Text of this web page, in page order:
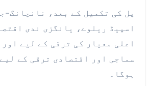
پل کی تکمیل کے بعد، نانچانگ-
اسپیڈ ریلوے، یانگزی ندی
اعلی معیار کی ترقی کے لیے
سماجی اور اقتصادی ترقی کے
ہوگا۔